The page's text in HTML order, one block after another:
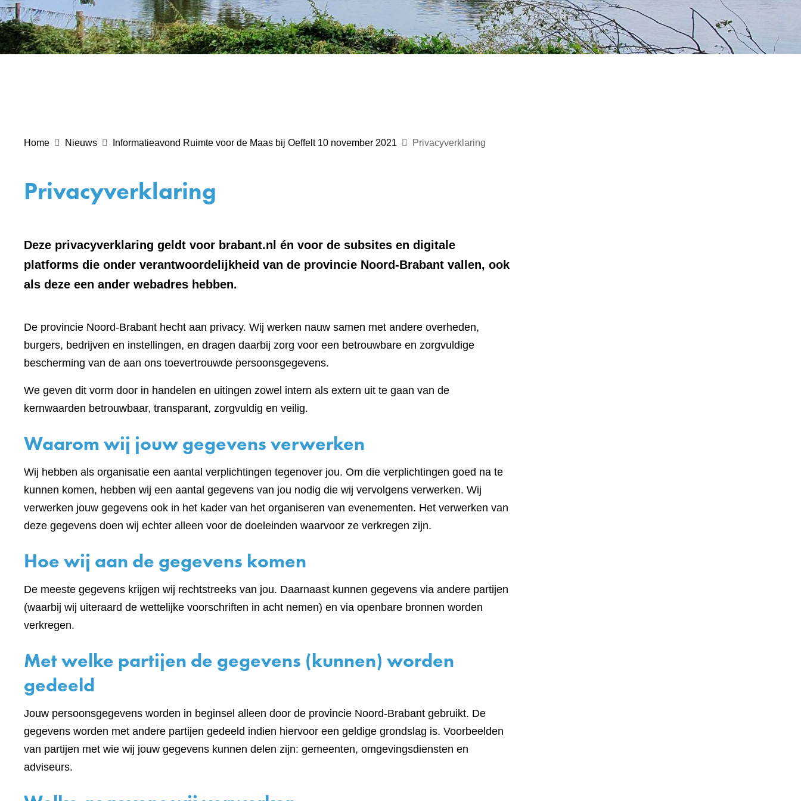
Home Nieuws Informatieavond Ruimte voor de Maas bij Oeffelt 10 november 2021 Privacyverklaring
Privacyverklaring
Deze privacyverklaring geldt voor brabant.nl én voor de subsites en digitale
platforms die onder verantwoordelijkheid van de provincie Noord-Brabant vallen, ook
als deze een ander webadres hebben.
De provincie Noord-Brabant hecht aan privacy. Wij werken nauw samen met andere overheden,
burgers, bedrijven en instellingen, en dragen daarbij zorg voor een betrouwbare en zorgvuldige
bescherming van de aan ons toevertrouwde persoonsgegevens.
We geven dit vorm door in handelen en uitingen zowel intern als extern uit te gaan van de
kernwaarden betrouwbaar, transparant, zorgvuldig en veilig.
Waarom wij jouw gegevens verwerken
Wij hebben als organisatie een aantal verplichtingen tegenover jou. Om die verplichtingen goed na te
kunnen komen, hebben wij een aantal gegevens van jou nodig die wij vervolgens verwerken. Wij
verwerken jouw gegevens ook in het kader van het organiseren van evenementen. Het verwerken van
deze gegevens doen wij echter alleen voor de doeleinden waarvoor ze verkregen zijn.
Hoe wij aan de gegevens komen
De meeste gegevens krijgen wij rechtstreeks van jou. Daarnaast kunnen gegevens via andere partijen
(waarbij wij uiteraard de wettelijke voorschriften in acht nemen) en via openbare bronnen worden
verkregen.
Met welke partijen de gegevens (kunnen) worden
gedeeld
Jouw persoonsgegevens worden in beginsel alleen door de provincie Noord-Brabant gebruikt. De
gegevens worden met andere partijen gedeeld indien hiervoor een geldige grondslag is. Voorbeelden
van partijen met wie wij jouw gegevens kunnen delen zijn: gemeenten, omgevingsdiensten en
adviseurs.